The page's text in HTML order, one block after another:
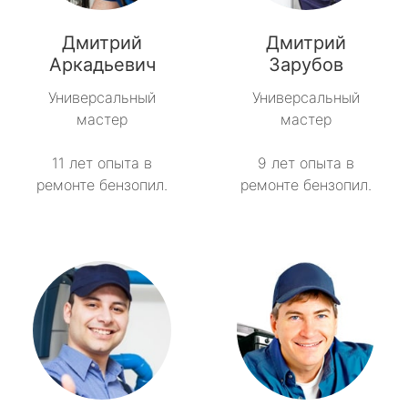
Дмитрий
Аркадьевич
Универсальный
мастер
11 лет опыта в
ремонте бензопил.
Дмитрий
Зарубов
Универсальный
мастер
9 лет опыта в
ремонте бензопил.